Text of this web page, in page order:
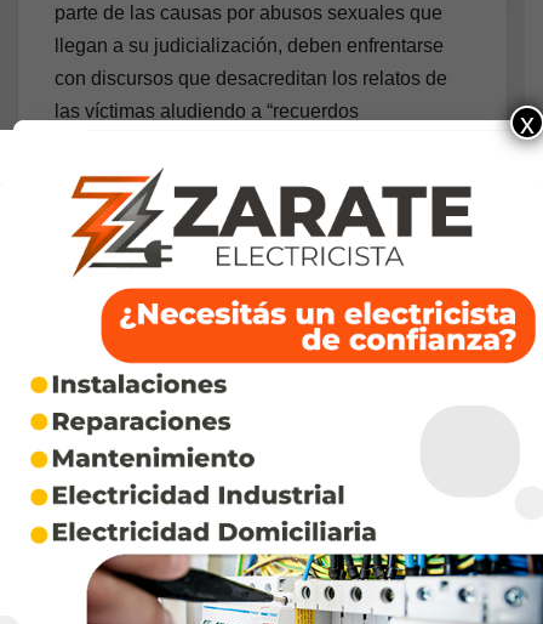
parte de las causas por abusos sexuales que
llegan a su judicialización, deben enfrentarse
con discursos que desacreditan los relatos de
las víctimas aludiendo a “recuerdos
construidos”,“inducción”, “confusión”, entre otras
expresiones que apuntan a rechazar las
revelaciones, obstaculizar los mecanismos de
cuidado y promover la impunidad para
agresores.
Desde El Colectivo Yo Sí Te Creo advierten que
“las revinculaciones forzadas son secuestros
institucionales y responsabilidad directa de
de las niñeces como deberían hacer desde el
paradigma de protección integral de derechos”.
Por eso, este año se refuerza una vez más el
llamado a toda la sociedad a romper con el
x